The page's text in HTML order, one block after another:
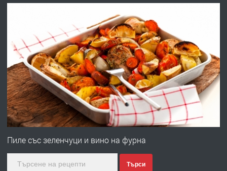
АПАРТАМЕНТ В ЦЕНТЪРА НА ГР.
ХАСКОВО
ПРЕДЛАГА Давам гараж под наем
преди 5 дни
ПРЕДЛАГА
№4120 Магазин/Офис под наем в кв.
градската градина!
Пиле със зеленчуци и вино на фурна
Търси